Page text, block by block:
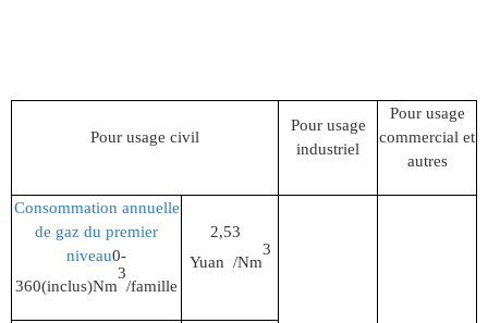
Pour usage civil
Pour usage
industriel
Pour usage
commercial et
autres
Consommation annuelle
de gaz du premier
niveau0-
360(inclus)Nm
3
/famille
2,53
Yuan /Nm
3